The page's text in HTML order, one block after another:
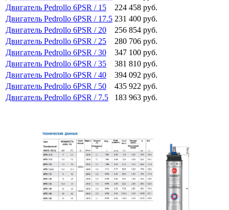
Двигатель Pedrollo 6PSR / 15
224 458 руб.
Двигатель Pedrollo 6PSR / 17.5 231 400 руб.
Двигатель Pedrollo 6PSR / 20
256 854 руб.
Двигатель Pedrollo 6PSR / 25
280 706 руб.
Двигатель Pedrollo 6PSR / 30
347 100 руб.
Двигатель Pedrollo 6PSR / 35
381 810 руб.
Двигатель Pedrollo 6PSR / 40
394 092 руб.
Двигатель Pedrollo 6PSR / 50
435 922 руб.
Двигатель Pedrollo 6PSR / 7.5
183 963 руб.